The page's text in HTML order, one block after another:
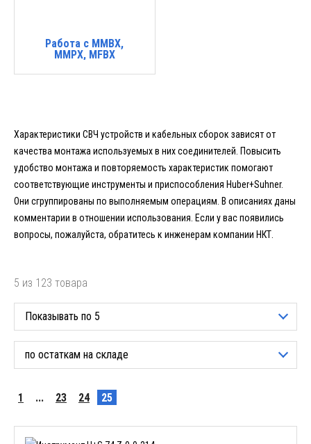
Работа с MMBX,
MMPX, MFBX
Характеристики СВЧ устройств и кабельных сборок зависят от
качества монтажа используемых в них соединителей. Повысить
удобство монтажа и повторяемость характеристик помогают
соответствующие инструменты и приспособления Huber+Suhner.
Они сгруппированы по выполняемым операциям. В описаниях даны
комментарии в отношении использования. Если у вас появились
вопросы, пожалуйста, обратитесь к инженерам компании НКТ.
5 из 123 товара
Показывать по 5
по остаткам на складе
1 ... 23 24 25